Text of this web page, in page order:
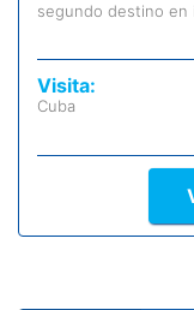
segundo destino en
Visita:
Cuba